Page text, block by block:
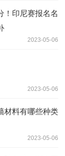
！印尼赛报名名
2023-05-06
2023-05-06
材料有哪些种类
2023-05-06